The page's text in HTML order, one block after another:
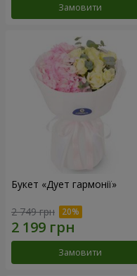
Замовити
Букет «Дует гармонії»
2 749 грн
Замовити